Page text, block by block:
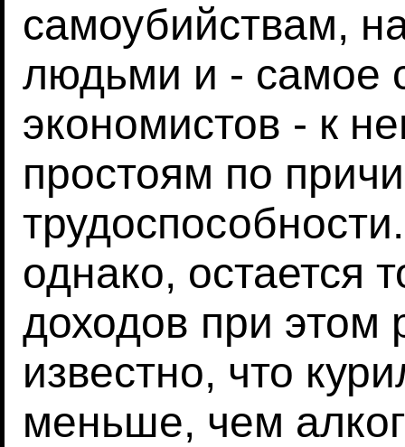
самоубийствам,
людьми и - самое
экономистов - к
простоям по
однако, остается
доходов при этом
известно, что
меньше, чем